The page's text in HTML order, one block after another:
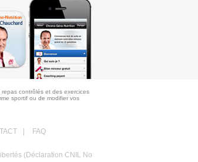
contrôlés et des exercices
sportif ou de modifier vos
|
FAQ
(Déclaration CNIL No